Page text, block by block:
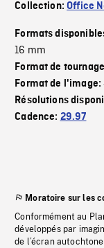
Collection:Office
Formats
16 mm
Format de
Format de l'image:
Résolutions
Cadence: 29.97
Moratoire sur les
Conformément au
développés par
de l’écran